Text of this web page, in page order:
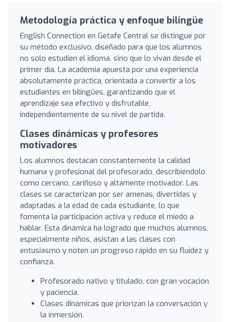
Metodología práctica y enfoque bilingüe
English Connection en Getafe Central se distingue por
su método exclusivo, diseñado para que los alumnos
no solo estudien el idioma, sino que lo vivan desde el
primer día. La academia apuesta por una experiencia
absolutamente práctica, orientada a convertir a los
estudiantes en bilingües, garantizando que el
aprendizaje sea efectivo y disfrutable,
independientemente de su nivel de partida.
Clases dinámicas y profesores
motivadores
Los alumnos destacan constantemente la calidad
humana y profesional del profesorado, describiéndolo
como cercano, cariñoso y altamente motivador. Las
clases se caracterizan por ser amenas, divertidas y
adaptadas a la edad de cada estudiante, lo que
fomenta la participación activa y reduce el miedo a
hablar. Esta dinámica ha logrado que muchos alumnos,
especialmente niños, asistan a las clases con
entusiasmo y noten un progreso rápido en su fluidez y
confianza.
Profesorado nativo y titulado, con gran vocación
y paciencia.
Clases dinámicas que priorizan la conversación y
la inmersión.